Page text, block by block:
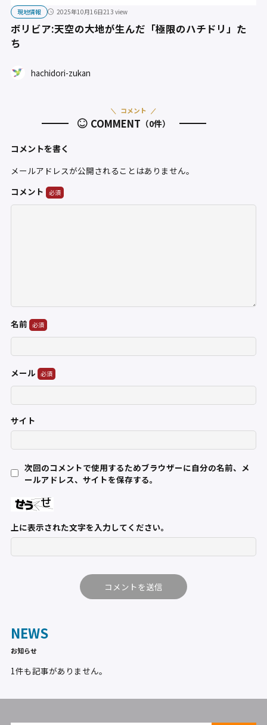
現地情報 2025年10月16日213 view
ボリビア:天空の大地が生んだ「極限のハチドリ」た
ち
hachidori-zukan
COMMENT （0件）
コメント
コメントを書く
メールアドレスが公開されることはありません。
コメント
名前
メール
サイト
次回のコメントで使用するためブラウザーに自分の名前、メ
ールアドレス、サイトを保存する。
上に表示された文字を入力してください。
NEWS
お知らせ
1件も記事がありません。